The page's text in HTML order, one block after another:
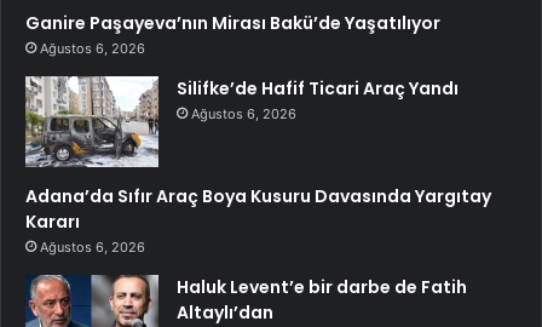
Ganire Paşayeva’nın Mirası Bakü’de Yaşatılıyor
Ağustos 6, 2026
Silifke’de Hafif Ticari Araç Yandı
Ağustos 6, 2026
Adana’da Sıfır Araç Boya Kusuru Davasında Yargıtay
Kararı
Ağustos 6, 2026
Haluk Levent’e bir darbe de Fatih
Altaylı’dan